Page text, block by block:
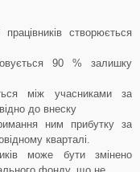
створюється
90 % залишку
між учасниками за
до внеску
ним прибутку за
кварталі.
може бути змінено